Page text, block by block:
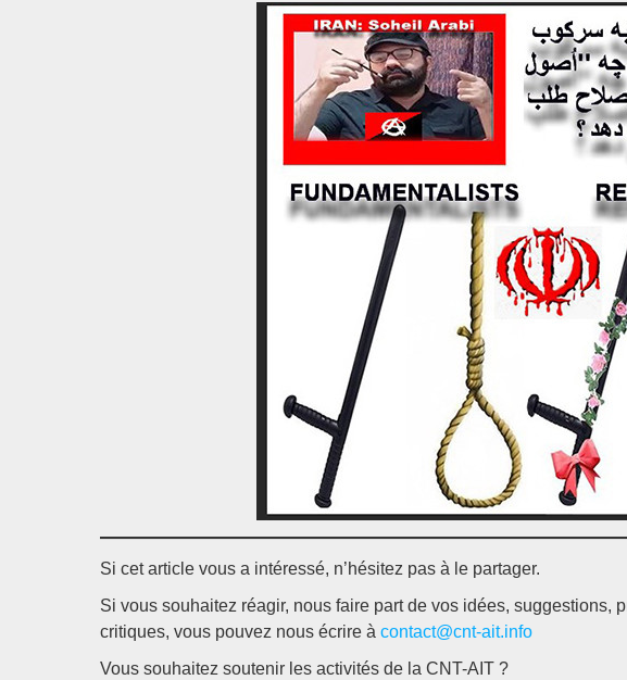
Si cet article vous a intéressé, n’hésitez pas à le partager.
Si vous souhaitez réagir, nous faire part de vos idées, suggestions,
critiques, vous pouvez nous écrire à contact@cnt-ait.info
Vous souhaitez soutenir les activités de la CNT-AIT ?